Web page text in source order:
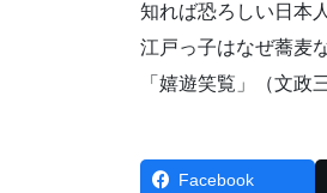
知れば恐ろしい日本
江戸っ子はなぜ蕎麦
「嬉遊笑覧」（文政
Facebook